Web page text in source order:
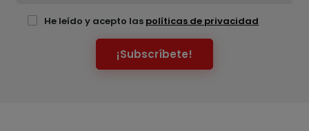
He leído y acepto las políticas de privacidad
¡Subscríbete!